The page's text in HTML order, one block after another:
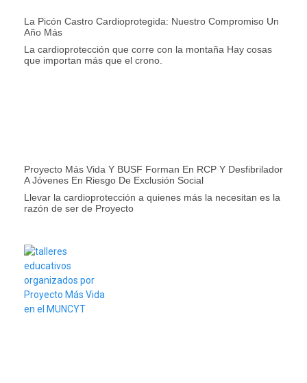
La Picón Castro Cardioprotegida: Nuestro Compromiso Un
Año Más
La cardioprotección que corre con la montaña Hay cosas
que importan más que el crono.
Proyecto Más Vida Y BUSF Forman En RCP Y Desfibrilador
A Jóvenes En Riesgo De Exclusión Social
Llevar la cardioprotección a quienes más la necesitan es la
razón de ser de Proyecto